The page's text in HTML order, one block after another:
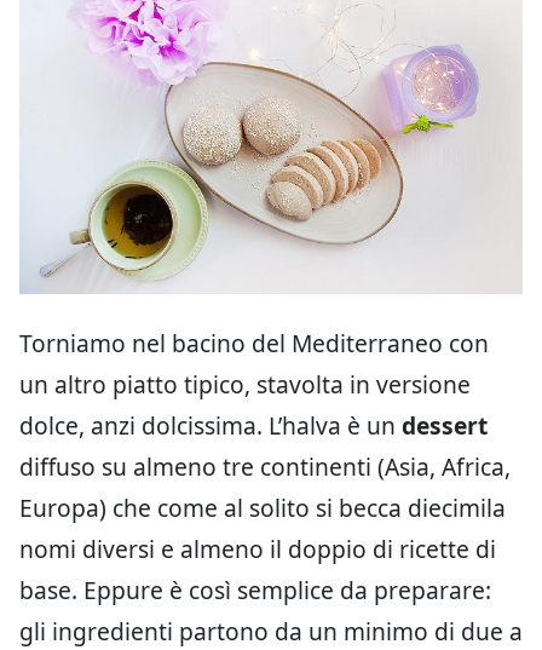
Torniamo nel bacino del Mediterraneo con
un altro piatto tipico, stavolta in versione
dolce, anzi dolcissima. L’halva è un dessert
diffuso su almeno tre continenti (Asia, Africa,
Europa) che come al solito si becca diecimila
nomi diversi e almeno il doppio di ricette di
base. Eppure è così semplice da preparare:
gli ingredienti partono da un minimo di due a